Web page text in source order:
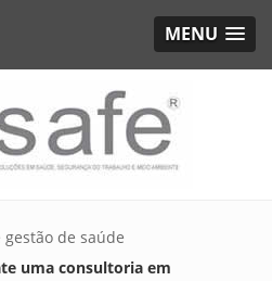
MENU
de saúde
uma consultoria em